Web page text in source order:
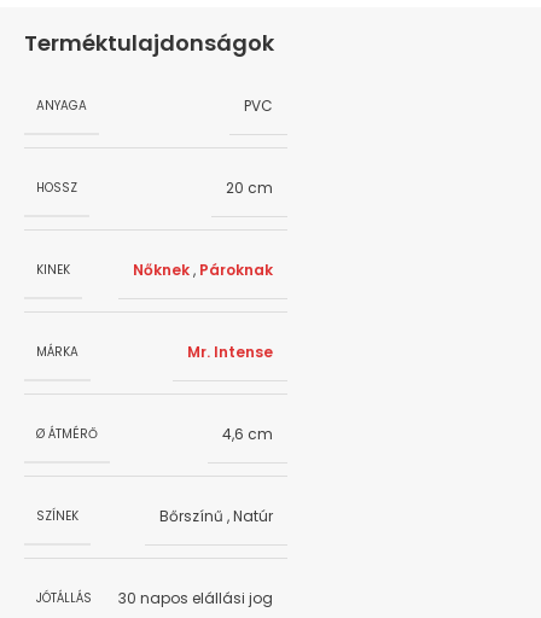
Terméktulajdonságok
ANYAGA PVC
HOSSZ 20 cm
KINEK Nőknek, Pároknak
MÁRKA Mr. Intense
Ø ÁTMÉRŐ 4,6 cm
SZÍNEK Bőrszínű ,Natúr
JÓTÁLLÁS 30 napos elállási jog